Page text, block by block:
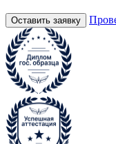
Оставить заявку